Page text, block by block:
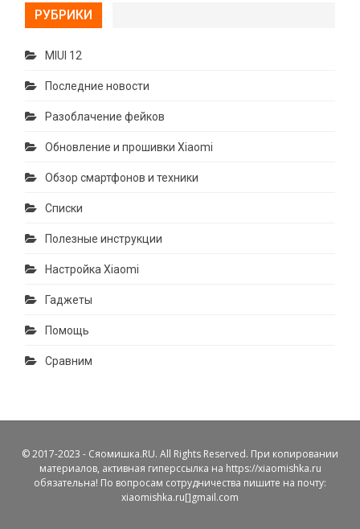
РУБРИКИ
MIUI 12
Последние новости
Разоблачение фейков
Обновление и прошивки Xiaomi
Обзор смартфонов и техники
Списки
Полезные инструкции
Настройка Xiaomi
Гаджеты
Помощь
Сравним
© 2017-2023 - Сяомишка.RU. All Rights Reserved. При копировании
материалов, активная гиперссылка на https://xiaomishka.ru
обязательна! По вопросам сотрудничества пишите на почту:
xiaomishka.ru[]gmail.com